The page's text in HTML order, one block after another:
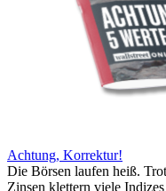
Achtung, Korrektur!
Die Börsen laufen heiß.
Zinsen klettern viele